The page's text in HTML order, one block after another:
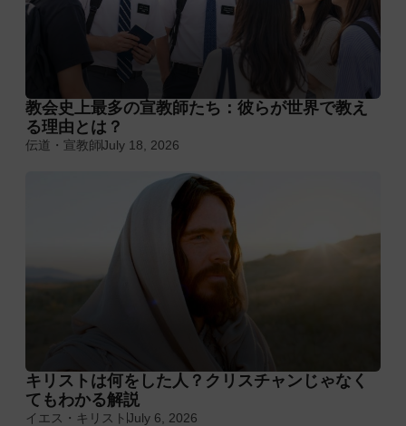
教会史上最多の宣教師たち：彼らが世界で教え
る理由とは？
伝道・宣教師July 18, 2026
キリストは何をした人？クリスチャンじゃなく
てもわかる解説
イエス・キリスト July 6, 2026